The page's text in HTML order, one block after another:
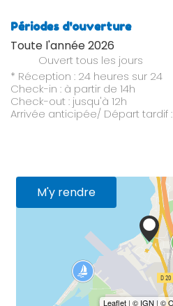
Périodes d'ouverture
Toute l'année 2026
Ouvert tous les jours
* Réception : 24 heures sur 24
Check-in : à partir de 14h
Check-out : jusqu'à 12h
Arrivée anticipée/ Départ tardif
M'y rendre